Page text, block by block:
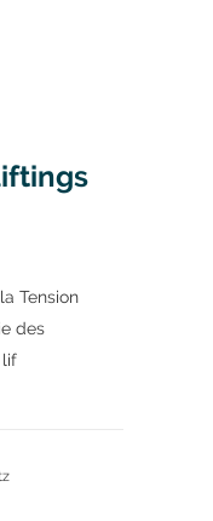
Tension
des
lif